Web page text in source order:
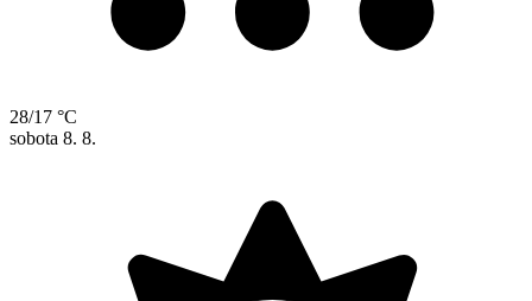
28/17 °C
sobota 8. 8.